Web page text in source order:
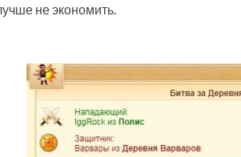
не экономить.